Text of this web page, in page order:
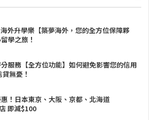
外升學樂【築夢海外，您的全方位保障夥
學之旅！
服務【全方位功能】如何避免影響您的信用
無憂！
！日本東京、大阪、京都、北海道
即減$100